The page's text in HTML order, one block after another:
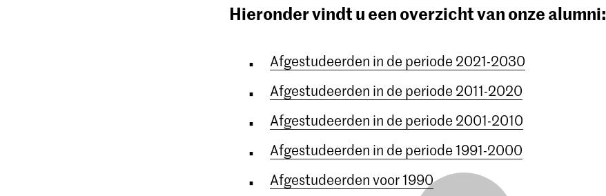
Hieronder vindt u een overzicht van onze alumni:
Afgestudeerden in de periode 2021-2030
Afgestudeerden in de periode 2011-2020
Afgestudeerden in de periode 2001-2010
Afgestudeerden in de periode 1991-2000
Afgestudeerden voor 1990